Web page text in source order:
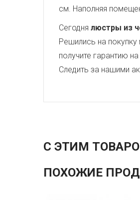
см. Наполняя
Сегодня люстры из
Решились на покупку
получите гарантию
Следить за нашими
С ЭТИМ
ПОХОЖИЕ